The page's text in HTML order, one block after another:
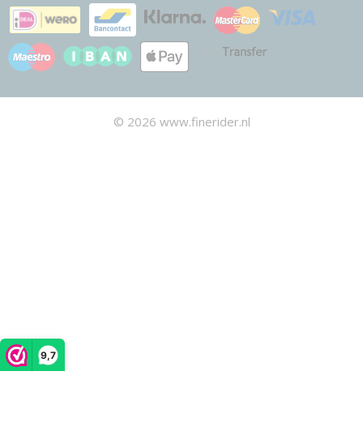
9,7
© 2026 www.finerider.nl